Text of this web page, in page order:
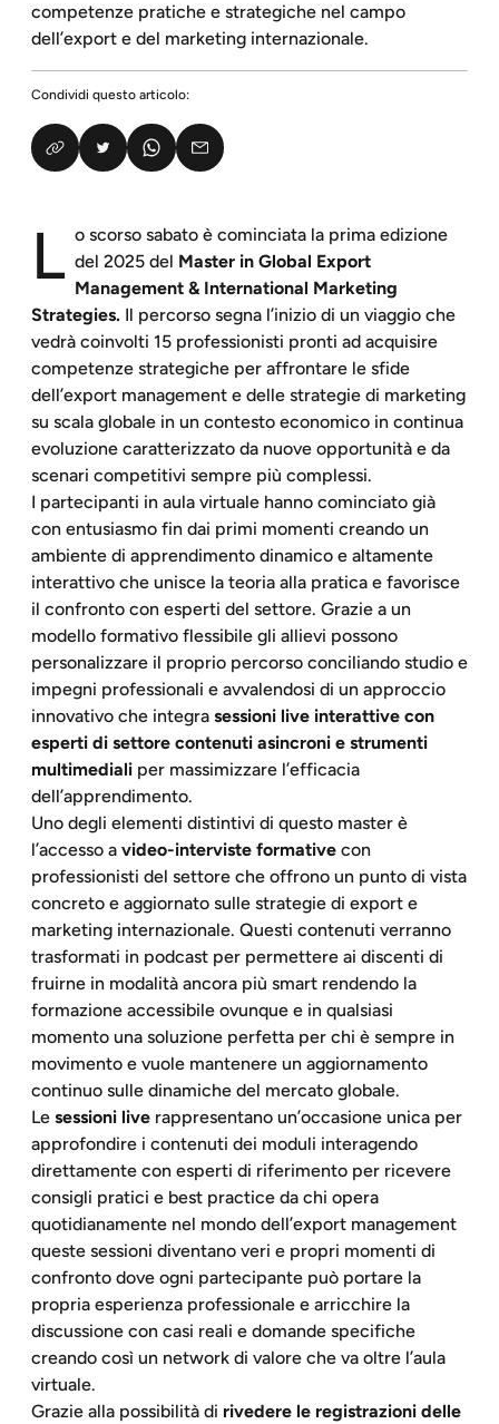
competenze pratiche e strategiche nel campo
dell’export e del marketing internazionale.
Condividi questo articolo:
L o scorso sabato è cominciata la prima edizione
del 2025 del Master in Global Export
Management & International Marketing
Strategies. Il percorso segna l’inizio di un viaggio che
vedrà coinvolti 15 professionisti pronti ad acquisire
competenze strategiche per affrontare le sfide
dell’export management e delle strategie di marketing
su scala globale in un contesto economico in continua
evoluzione caratterizzato da nuove opportunità e da
scenari competitivi sempre più complessi.
I partecipanti in aula virtuale hanno cominciato già
con entusiasmo fin dai primi momenti creando un
ambiente di apprendimento dinamico e altamente
interattivo che unisce la teoria alla pratica e favorisce
il confronto con esperti del settore. Grazie a un
modello formativo flessibile gli allievi possono
personalizzare il proprio percorso conciliando studio e
impegni professionali e avvalendosi di un approccio
innovativo che integra sessioni live interattive con
esperti di settore contenuti asincroni e strumenti
multimediali per massimizzare l’efficacia
dell’apprendimento.
Uno degli elementi distintivi di questo master è
l’accesso a video-interviste formative con
professionisti del settore che offrono un punto di vista
concreto e aggiornato sulle strategie di export e
marketing internazionale. Questi contenuti verranno
trasformati in podcast per permettere ai discenti di
fruirne in modalità ancora più smart rendendo la
formazione accessibile ovunque e in qualsiasi
momento una soluzione perfetta per chi è sempre in
movimento e vuole mantenere un aggiornamento
continuo sulle dinamiche del mercato globale.
Le sessioni live rappresentano un’occasione unica per
approfondire i contenuti dei moduli interagendo
direttamente con esperti di riferimento per ricevere
consigli pratici e best practice da chi opera
quotidianamente nel mondo dell’export management
queste sessioni diventano veri e propri momenti di
confronto dove ogni partecipante può portare la
propria esperienza professionale e arricchire la
discussione con casi reali e domande specifiche
creando così un network di valore che va oltre l’aula
virtuale.
Grazie alla possibilità di rivedere le registrazioni delle